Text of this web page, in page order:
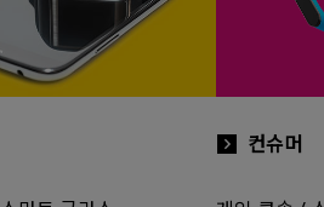
컨슈머